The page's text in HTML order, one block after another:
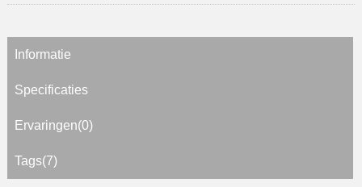
Informatie
Specificaties
Ervaringen(0)
Tags(7)